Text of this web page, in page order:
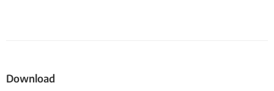
Download